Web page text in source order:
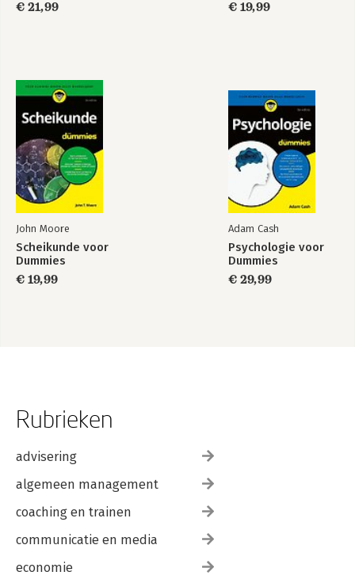
€ 21,99
€ 19,99
John Moore
Scheikunde voor
Dummies
€ 19,99
Adam Cash
Psychologie voor
Dummies
€ 29,99
Rubrieken
advisering
algemeen management
coaching en trainen
communicatie en media
economie